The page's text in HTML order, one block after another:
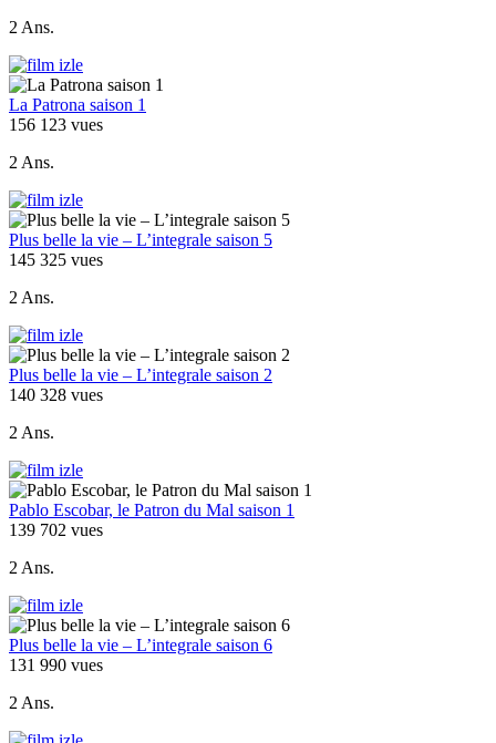
2 Ans.
La Patrona saison 1
156 123 vues
2 Ans.
Plus belle la vie – L’integrale saison 5
145 325 vues
2 Ans.
Plus belle la vie – L’integrale saison 2
140 328 vues
2 Ans.
Pablo Escobar, le Patron du Mal saison 1
139 702 vues
2 Ans.
Plus belle la vie – L’integrale saison 6
131 990 vues
2 Ans.